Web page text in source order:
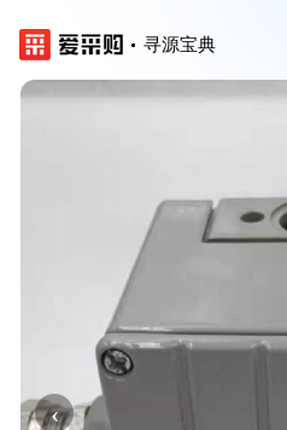
寻源宝典
‹